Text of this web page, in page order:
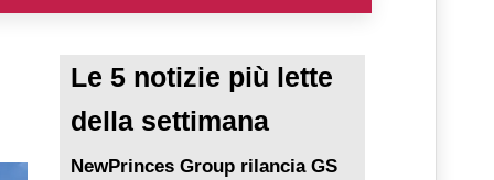
Le 5 notizie più lette
della settimana
NewPrinces Group rilancia GS